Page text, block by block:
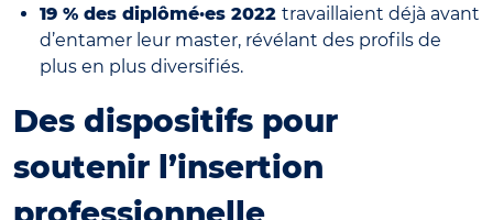
19 % des diplômé·es 2022 travaillaient déjà avant
d’entamer leur master, révélant des profils de
plus en plus diversifiés.
Des dispositifs pour
soutenir l’insertion